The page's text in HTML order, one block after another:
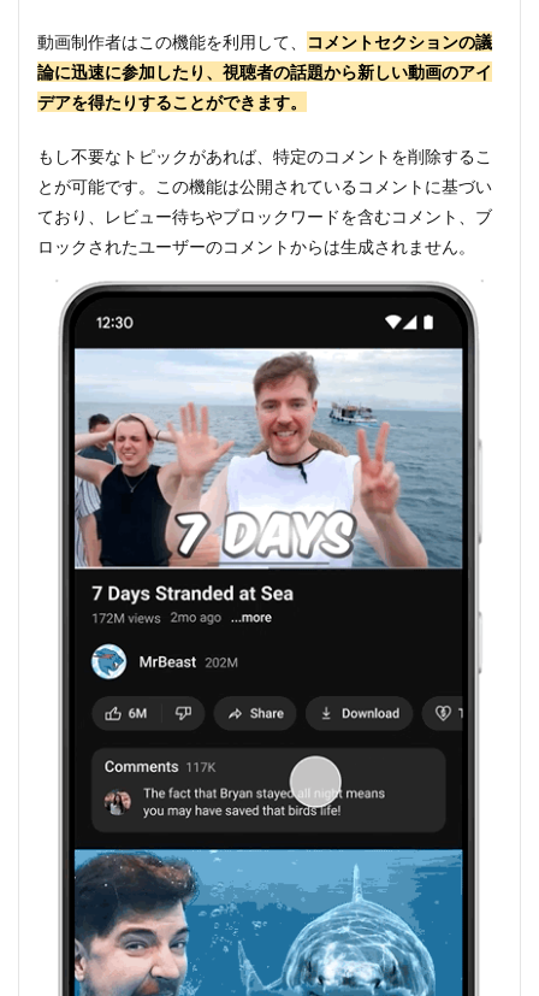
画に
つい
て質
問す
る
3
まと
動画制作者はこの機能を利用して、
コメントセクションの議
論に迅速に参加したり、視聴者の話題から新しい動画のアイ
デアを得たりすることができます。
もし不要なトピックがあれば、特定のコメントを削除するこ
とが可能です。この機能は公開されているコメントに基づい
ており、レビュー待ちやブロックワードを含むコメント、ブ
ロックされたユーザーのコメントからは生成されません。